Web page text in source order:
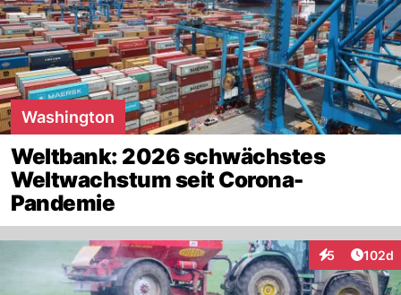
Washington
Weltbank: 2026 schwächstes
Weltwachstum seit Corona-
Pandemie
5
Interaktionen
102d